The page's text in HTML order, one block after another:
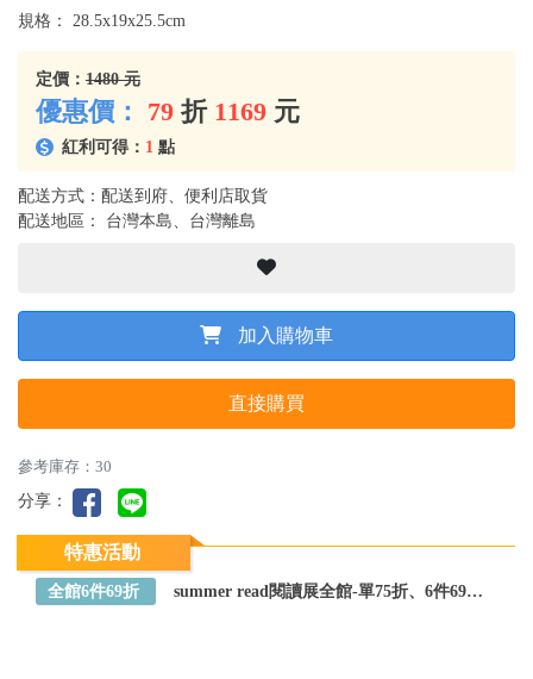
規格： 28.5x19x25.5cm
定價： 1480 元
優惠價： 79 折 1169 元
紅利可得： 1 點
配送方式：配送到府、便利店取貨
配送地區： 台灣本島、台灣離島
加入購物車
直接購買
參考庫存：30
分享：
特惠活動
全館6件69折 summer read閱讀展全館-單75折、6件69折～全館任選